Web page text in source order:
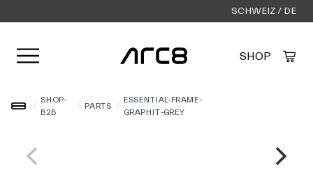
SCHWEIZ / DE
Menü öffnen SHOP
/
SHOP-
B2B
/ PARTS /
ESSENTIAL-FRAME-
GRAPHIT-GREY